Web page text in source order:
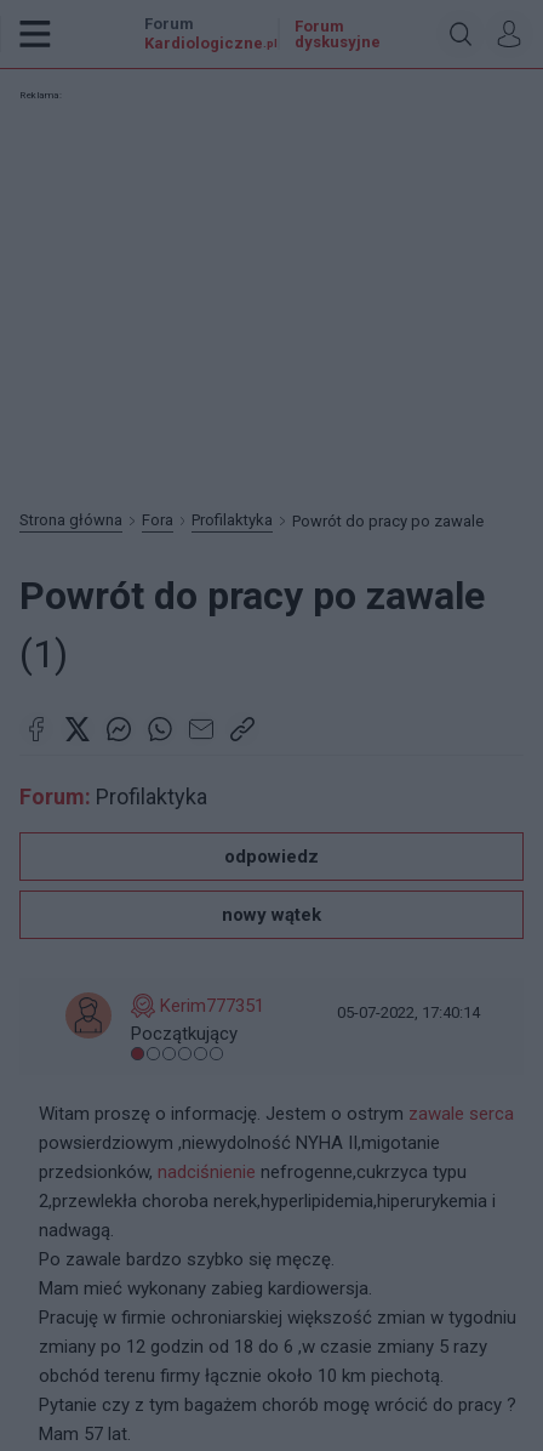
Forum
Kardiologiczne .pl
Forum
dyskusyjne
Reklama:
Strona główna Fora Profilaktyka Powrót do pracy po zawale
Powrót do pracy po zawale
(1)
Forum: Profilaktyka
odpowiedz
nowy wątek
Kerim777351
Początkujący
05-07-2022, 17:40:14
Witam proszę o informację. Jestem o ostrym zawale serca
powsierdziowym ,niewydolność NYHA II,migotanie
przedsionków, nadciśnienie nefrogenne,cukrzyca typu
2,przewlekła choroba nerek,hyperlipidemia,hiperurykemia i
nadwagą.
Po zawale bardzo szybko się męczę.
Mam mieć wykonany zabieg kardiowersja.
Pracuję w firmie ochroniarskiej większość zmian w tygodniu
zmiany po 12 godzin od 18 do 6 ,w czasie zmiany 5 razy
obchód terenu firmy łącznie około 10 km piechotą.
Pytanie czy z tym bagażem chorób mogę wrócić do pracy ?
Mam 57 lat.